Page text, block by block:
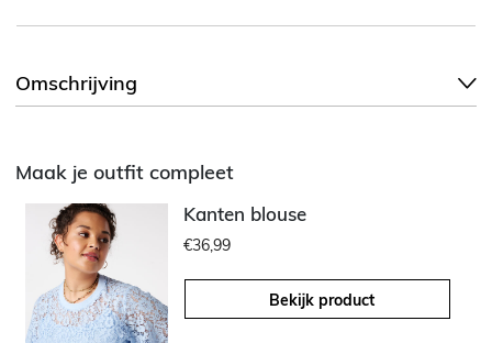
Omschrijving
Maak je outfit compleet
Kanten blouse
€36,99
Bekijk product